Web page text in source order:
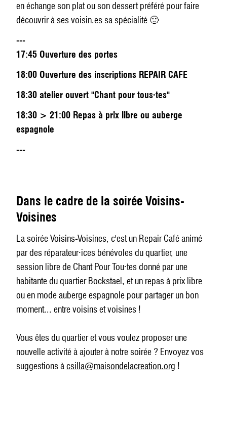
en échange son plat ou son dessert préféré pour faire
découvrir à ses voisin.es sa spécialité 🙂
---
17:45 Ouverture des portes
18:00 Ouverture des inscriptions REPAIR CAFE
18:30 atelier ouvert "Chant pour tous·tes"
18:30 > 21:00 Repas à prix libre ou auberge
espagnole
---
Dans le cadre de la soirée Voisins-
Voisines
La soirée Voisins-Voisines, c'est un Repair Café animé
par des réparateur·ices bénévoles du quartier, une
session libre de Chant Pour Tou·tes donné par une
habitante du quartier Bockstael, et un repas à prix libre
ou en mode auberge espagnole pour partager un bon
moment... entre voisins et voisines !
Vous êtes du quartier et vous voulez proposer une
nouvelle activité à ajouter à notre soirée ? Envoyez vos
suggestions àcsilla@maisondelacreation.org !